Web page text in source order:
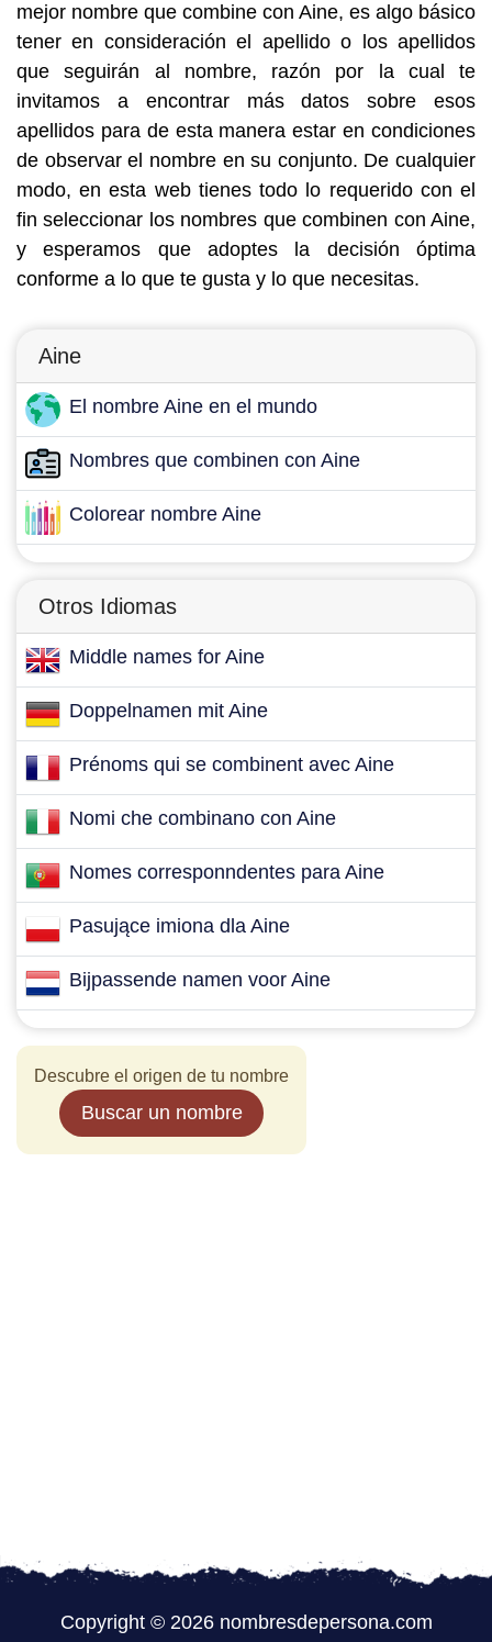
mejor nombre que combine con Aine, es algo básico
tener en consideración el apellido o los apellidos
que seguirán al nombre, razón por la cual te
invitamos a encontrar más datos sobre esos
apellidos para de esta manera estar en condiciones
de observar el nombre en su conjunto. De cualquier
modo, en esta web tienes todo lo requerido con el
fin seleccionar los nombres que combinen con Aine,
y esperamos que adoptes la decisión óptima
conforme a lo que te gusta y lo que necesitas.
Aine
El nombre Aine en el mundo
Nombres que combinen con Aine
Colorear nombre Aine
Otros Idiomas
Middle names for Aine
Doppelnamen mit Aine
Prénoms qui se combinent avec Aine
Nomi che combinano con Aine
Nomes corresponndentes para Aine
Pasujące imiona dla Aine
Bijpassende namen voor Aine
Descubre el origen de tu nombre
Buscar un nombre
Copyright © 2026 nombresdepersona.com